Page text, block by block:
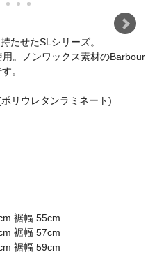
たせたSLシリーズ。
。ノンワックス素材のBarbour
。
リウレタンラミネート)
裾幅 55cm
裾幅 57cm
裾幅 59cm